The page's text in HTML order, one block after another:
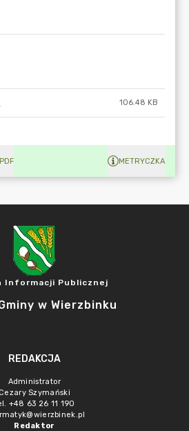
106.48 KB
METRYCZKA
Informacji Publicznej
w Wierzbinku
REDAKCJA
Administrator
Cezary Szymański
+48 63 26 11 190
Redaktor